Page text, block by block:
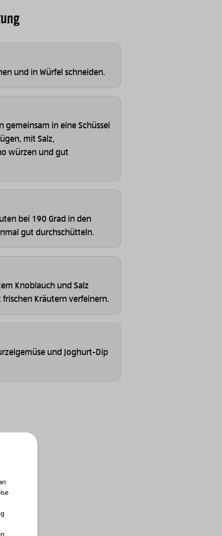
und in Würfel schneiden.
gemeinsam in eine Schüssel
mit Salz,
würzen und gut
bei 190 Grad in den
gut durchschütteln.
Knoblauch und Salz
Kräutern verfeinern.
und Joghurt-Dip